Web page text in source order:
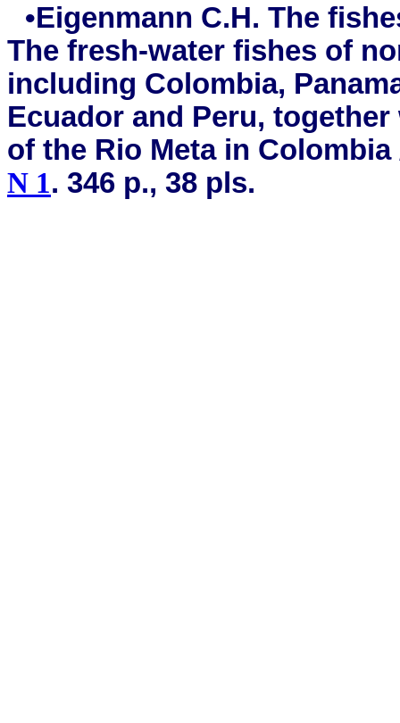
•Eigenmann C.H. The
The fresh-water fishes of
including Colombia,
Ecuador and Peru,
of the Rio Meta in
N 1. 346 p., 38 pls.